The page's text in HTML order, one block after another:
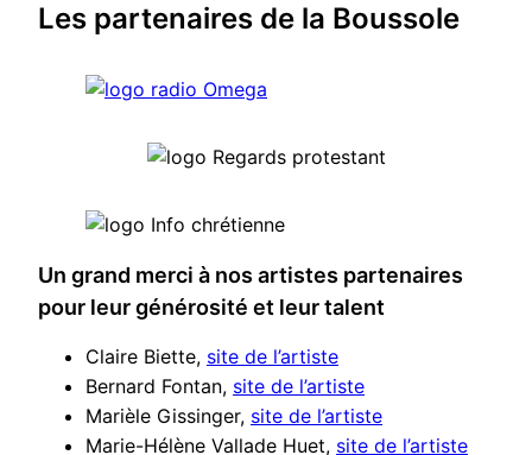
Les partenaires de la Boussole
Un grand merci à nos artistes partenaires
pour leur générosité et leur talent
Claire Biette, site de l’artiste
Bernard Fontan, site de l’artiste
Marièle Gissinger, site de l’artiste
Marie-Hélène Vallade Huet, site de l’artiste